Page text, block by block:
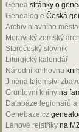
Genea stránky o
Genealogie Česká
Archiv hlavního
Moravský zemský
Staročeský slovník
Liturgický kalendář
Národní knihovna
Jména tajemství
Gruntovní knihy na
Databáze legionářů a
Genebaze.cz
Lánové rejstříky na